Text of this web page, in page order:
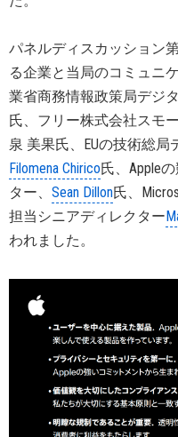
パネルディスカッション
る企業と当局のコミュニ
業省商務情報政策局デジ
氏、フリー株式会社スモ
泉 美果氏、EUの技術総
Filomena Chirico氏、Apple
ター、 Sean Dillon氏、
担当シニアディレクター
われました。